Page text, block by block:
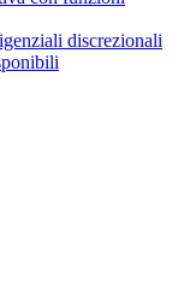
discrezionali